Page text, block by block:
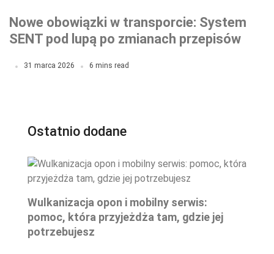
Nowe obowiązki w transporcie: System
SENT pod lupą po zmianach przepisów
31 marca 2026 6 mins read
Ostatnio dodane
Wulkanizacja opon i mobilny serwis:
pomoc, która przyjeżdża tam, gdzie jej
potrzebujesz